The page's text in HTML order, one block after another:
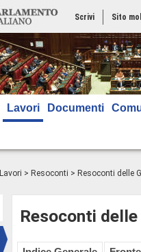
Scrivi Sito
Lavori Documenti
Lavori > Resoconti > Resoconti delle
Resoconti